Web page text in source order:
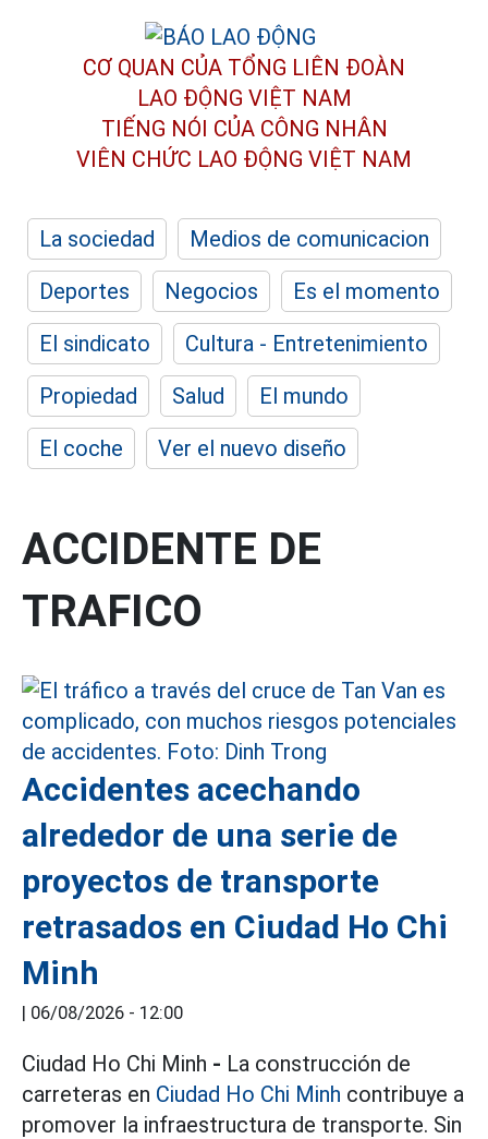
CƠ QUAN CỦA TỔNG LIÊN ĐOÀN
LAO ĐỘNG VIỆT NAM
TIẾNG NÓI CỦA CÔNG NHÂN
VIÊN CHỨC LAO ĐỘNG VIỆT NAM
La sociedad
Medios de comunicacion
Deportes
Negocios
Es el momento
El sindicato
Cultura - Entretenimiento
Propiedad
Salud
El mundo
El coche
Ver el nuevo diseño
ACCIDENTE DE
TRAFICO
Accidentes acechando
alrededor de una serie de
proyectos de transporte
retrasados en Ciudad Ho Chi
Minh
| 06/08/2026 - 12:00
Ciudad Ho Chi Minh - La construcción de
carreteras en Ciudad Ho Chi Minh contribuye a
promover la infraestructura de transporte. Sin